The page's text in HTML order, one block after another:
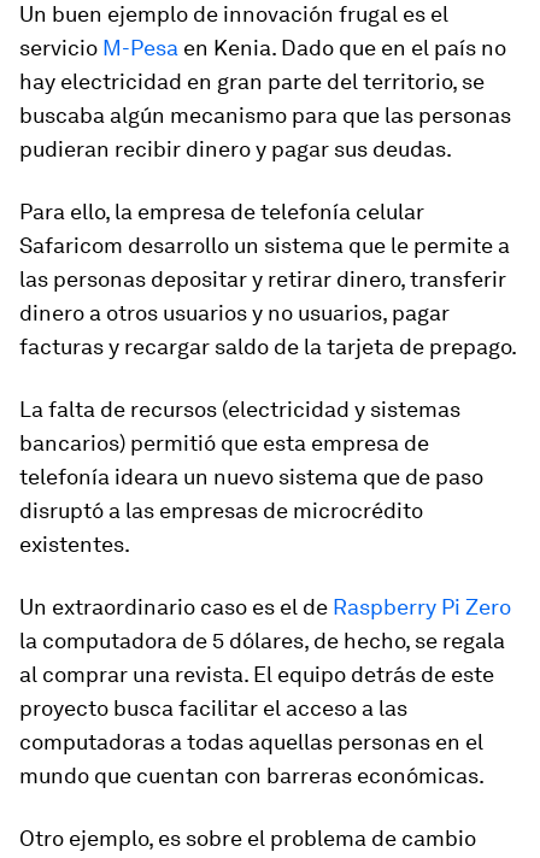
Un buen ejemplo de innovación frugal es el
servicio M-Pesa en Kenia. Dado que en el país no
hay electricidad en gran parte del territorio, se
buscaba algún mecanismo para que las personas
pudieran recibir dinero y pagar sus deudas.
Para ello, la empresa de telefonía celular
Safaricom desarrollo un sistema que le permite a
las personas depositar y retirar dinero, transferir
dinero a otros usuarios y no usuarios, pagar
facturas y recargar saldo de la tarjeta de prepago.
La falta de recursos (electricidad y sistemas
bancarios) permitió que esta empresa de
telefonía ideara un nuevo sistema que de paso
disruptó a las empresas de microcrédito
existentes.
Un extraordinario caso es el de Raspberry Pi Zero
la computadora de 5 dólares, de hecho, se regala
al comprar una revista. El equipo detrás de este
proyecto busca facilitar el acceso a las
computadoras a todas aquellas personas en el
mundo que cuentan con barreras económicas.
Otro ejemplo, es sobre el problema de cambio